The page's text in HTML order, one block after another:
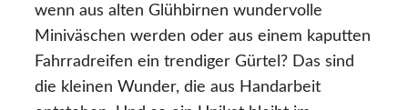
wenn aus alten Glühbirnen wundervolle
Miniväschen werden oder aus einem kaputten
Fahrradreifen ein trendiger Gürtel? Das sind
die kleinen Wunder, die aus Handarbeit